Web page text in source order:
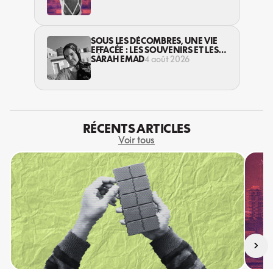
SOUS LES DÉCOMBRES, UNE VIE
EFFACÉE : LES SOUVENIRS ET LES
RÊVES PERDUS DES HABITANT·ES
SARAH EMAD4 août 2026
RÉCENTS ARTICLES
Voir tous
›